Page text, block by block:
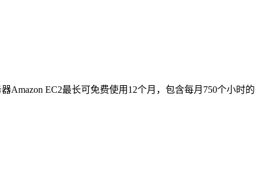
EC2最长可免费使用12个月，包含每月750个小时的